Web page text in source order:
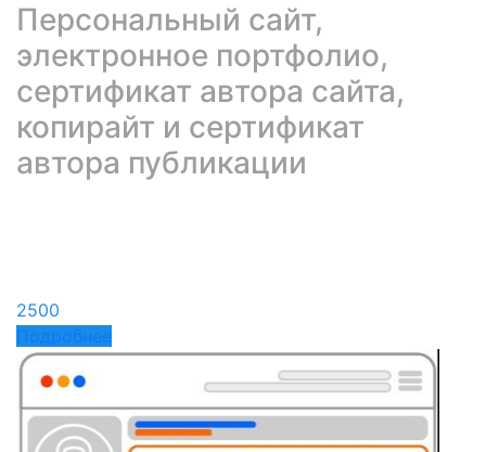
Персональный сайт,
электронное портфолио,
сертификат автора сайта,
копирайт и сертификат
автора публикации
2500
Подробнее